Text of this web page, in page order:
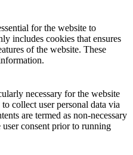
for the website to
includes cookies that ensures
of the website. These
necessary for the website
collect user personal data via
are termed as non-necessary
consent prior to running